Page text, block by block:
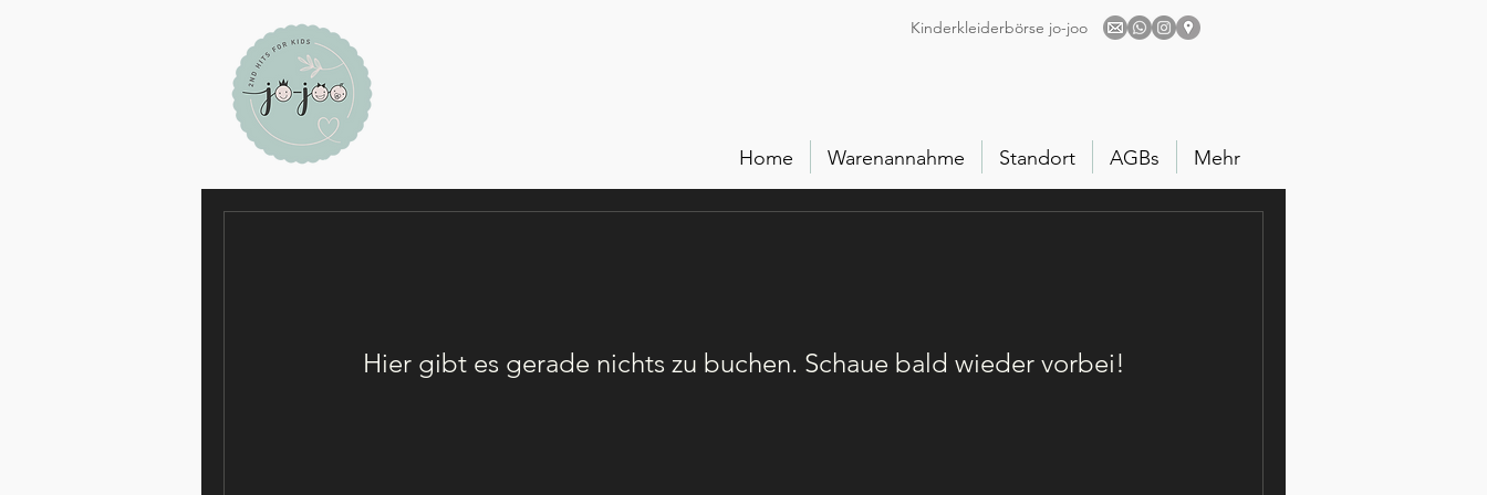
Kinderkleiderbörse jo-joo
Home Warenannahme Standort AGBs Mehr
Hier gibt es gerade nichts zu buchen. Schaue bald wieder vorbei!